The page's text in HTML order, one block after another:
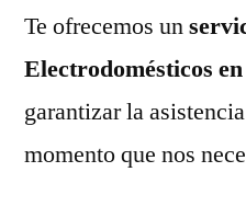
Te ofrecemos un
Electrodomésticos
garantizar la
momento que nos